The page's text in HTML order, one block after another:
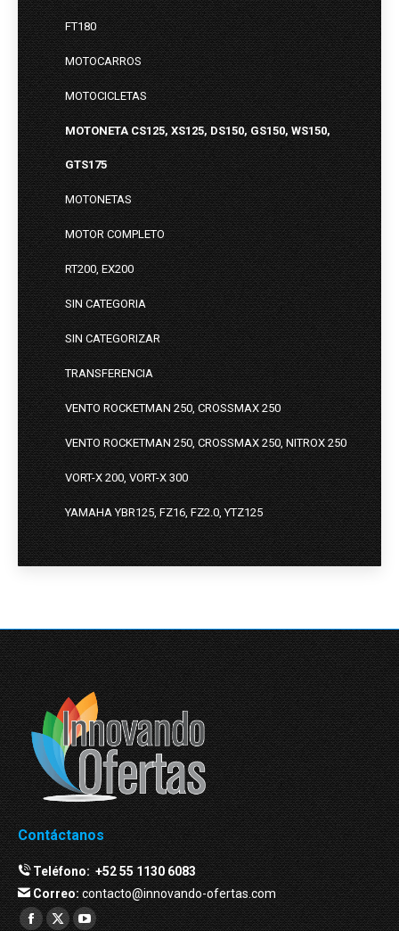
FT180
MOTOCARROS
MOTOCICLETAS
MOTONETA CS125, XS125, DS150, GS150, WS150,
GTS175
MOTONETAS
MOTOR COMPLETO
RT200, EX200
SIN CATEGORIA
SIN CATEGORIZAR
TRANSFERENCIA
VENTO ROCKETMAN 250, CROSSMAX 250
VENTO ROCKETMAN 250, CROSSMAX 250, NITROX 250
VORT-X 200, VORT-X 300
YAMAHA YBR125, FZ16, FZ2.0, YTZ125
Contáctanos
Teléfono:+52 55 1130 6083
Correo:contacto@innovando-ofertas.com